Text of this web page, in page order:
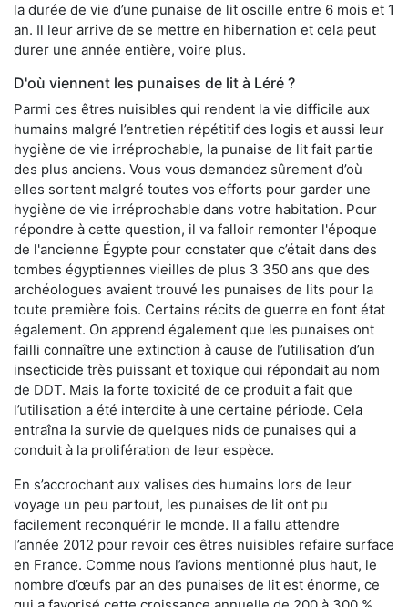
la durée de vie d’une punaise de lit oscille entre 6 mois et 1
an. Il leur arrive de se mettre en hibernation et cela peut
durer une année entière, voire plus.
D'où viennent les punaises de lit à Léré ?
Parmi ces êtres nuisibles qui rendent la vie difficile aux
humains malgré l’entretien répétitif des logis et aussi leur
hygiène de vie irréprochable, la punaise de lit fait partie
des plus anciens. Vous vous demandez sûrement d’où
elles sortent malgré toutes vos efforts pour garder une
hygiène de vie irréprochable dans votre habitation. Pour
répondre à cette question, il va falloir remonter l'époque
de l'ancienne Égypte pour constater que c’était dans des
tombes égyptiennes vieilles de plus 3 350 ans que des
archéologues avaient trouvé les punaises de lits pour la
toute première fois. Certains récits de guerre en font état
également. On apprend également que les punaises ont
failli connaître une extinction à cause de l’utilisation d’un
insecticide très puissant et toxique qui répondait au nom
de DDT. Mais la forte toxicité de ce produit a fait que
l’utilisation a été interdite à une certaine période. Cela
entraîna la survie de quelques nids de punaises qui a
conduit à la prolifération de leur espèce.
En s’accrochant aux valises des humains lors de leur
voyage un peu partout, les punaises de lit ont pu
facilement reconquérir le monde. Il a fallu attendre
l’année 2012 pour revoir ces êtres nuisibles refaire surface
en France. Comme nous l’avions mentionné plus haut, le
nombre d’œufs par an des punaises de lit est énorme, ce